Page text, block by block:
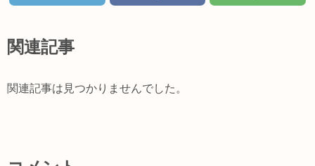
関連記事
関連記事は見つかりませんでした。